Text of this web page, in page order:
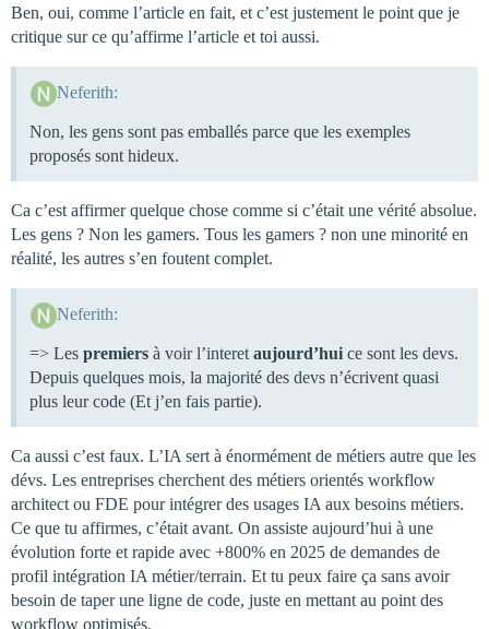
Ben, oui, comme l’article en fait, et c’est justement le point que je
critique sur ce qu’affirme l’article et toi aussi.
Neferith:
Non, les gens sont pas emballés parce que les exemples
proposés sont hideux.
Ca c’est affirmer quelque chose comme si c’était une vérité absolue.
Les gens ? Non les gamers. Tous les gamers ? non une minorité en
réalité, les autres s’en foutent complet.
Neferith:
=> Les premiers à voir l’interet aujourd’hui ce sont les devs.
Depuis quelques mois, la majorité des devs n’écrivent quasi
plus leur code (Et j’en fais partie).
Ca aussi c’est faux. L’IA sert à énormément de métiers autre que les
dévs. Les entreprises cherchent des métiers orientés workflow
architect ou FDE pour intégrer des usages IA aux besoins métiers.
Ce que tu affirmes, c’était avant. On assiste aujourd’hui à une
évolution forte et rapide avec +800% en 2025 de demandes de
profil intégration IA métier/terrain. Et tu peux faire ça sans avoir
besoin de taper une ligne de code, juste en mettant au point des
workflow optimisés.